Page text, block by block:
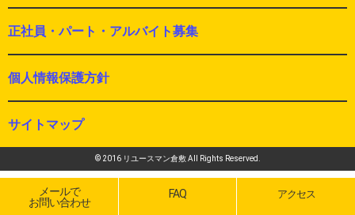
正社員・パート・アルバイト募集
個人情報保護方針
サイトマップ
© 2016 リユースマン倉敷 All Rights Reserved.
メールで
お問い合わせ
FAQ アクセス